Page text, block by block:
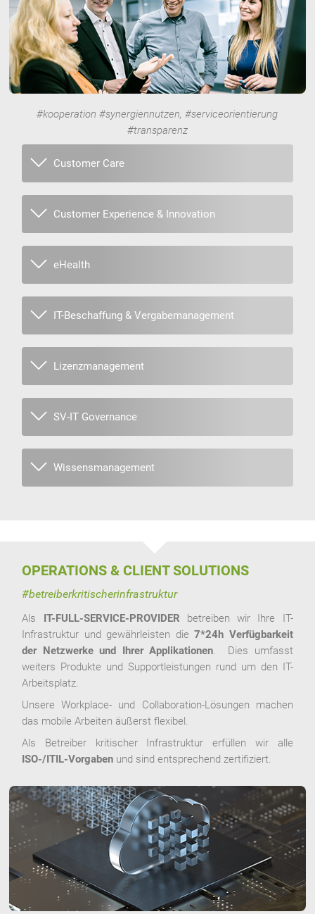
#kooperation #synergiennutzen, #serviceorientierung
#transparenz
Customer Care
Customer Experience & Innovation
eHealth
IT-Beschaffung & Vergabemanagement
Lizenzmanagement
SV-IT Governance
Wissensmanagement
OPERATIONS & CLIENT SOLUTIONS
#betreiberkritischerinfrastruktur
Als IT-FULL-SERVICE-PROVIDER betreiben wir Ihre IT-
Infrastruktur und gewährleisten die7*24h Verfügbarkeit
der Netzwerke und Ihrer Applikationen. Dies umfasst
weiters Produkte und Supportleistungen rund um den IT-
Arbeitsplatz.
Unsere Workplace- und Collaboration-Lösungen machen
das mobile Arbeiten äußerst flexibel.
Als Betreiber kritischer Infrastruktur erfüllen wir alle
ISO-/ITIL-Vorgaben und sind entsprechend zertifiziert.